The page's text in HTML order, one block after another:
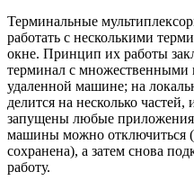
Терминальные
работать с несколькими
окне. Принцип их работы
терминал с множественными
удаленной машине; на
делится на несколько
запущены любые
машины можно отключиться
сохранена), а затем снова
работу.